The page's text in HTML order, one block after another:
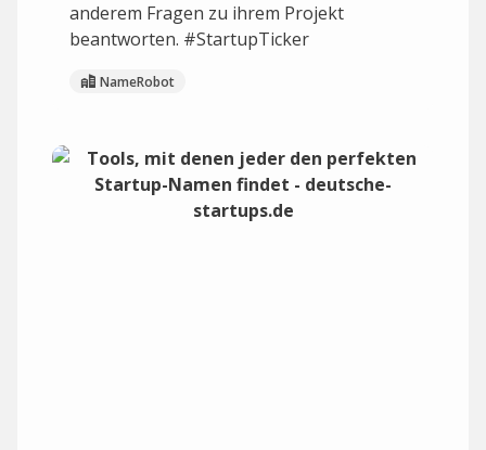
anderem Fragen zu ihrem Projekt
beantworten. #StartupTicker
NameRobot